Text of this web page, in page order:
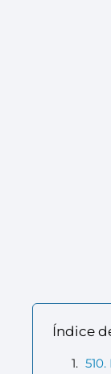
Índice